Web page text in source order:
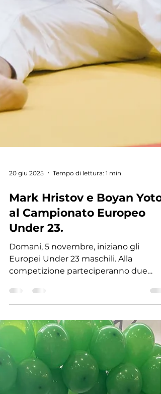
20 giu 2025 Tempo di lettura: 1 min
Mark Hristov e Boyan
al Campionato Europeo
Under 23.
Domani, 5 novembre, iniziano gli
Europei Under 23 maschili. Alla
competizione parteciperanno due
rappresentanti della squadra dello